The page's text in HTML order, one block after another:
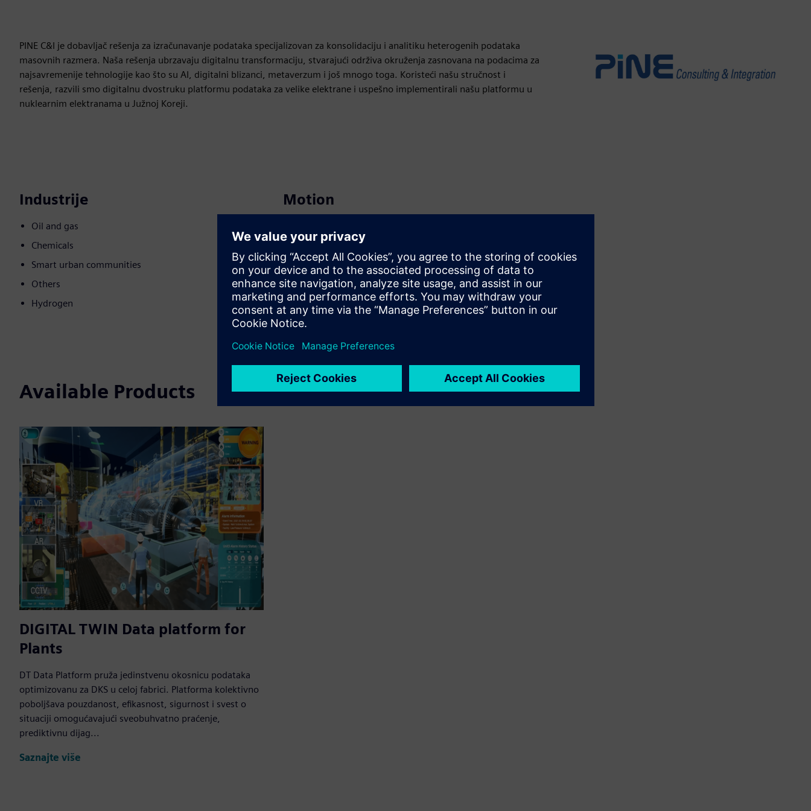
PINE C&I je dobavljač rešenja za izračunavanje podataka specijalizovan za konsolidaciju i analitiku heterogenih podataka
masovnih razmera. Naša rešenja ubrzavaju digitalnu transformaciju, stvarajući održiva okruženja zasnovana na podacima za
najsavremenije tehnologije kao što su AI, digitalni blizanci, metaverzum i još mnogo toga. Koristeći našu stručnost i
rešenja, razvili smo digitalnu dvostruku platformu podataka za velike elektrane i uspešno implementirali našu platformu u
nuklearnim elektranama u Južnoj Koreji.
Industrije
Oil and gas
Chemicals
Smart urban communities
Others
Hydrogen
Motion
Provides a service for a Siemens Xcelerator
product/solution that helps the customer to implement,
integrate, operate or maintain it
Available Products
DIGITAL TWIN Data platform for
Plants
DT Data Platform pruža jedinstvenu okosnicu podataka
optimizovanu za DKS u celoj fabrici. Platforma kolektivno
poboljšava pouzdanost, efikasnost, sigurnost i svest o
situaciji omogućavajući sveobuhvatno praćenje,
prediktivnu dijag...
Saznajte više